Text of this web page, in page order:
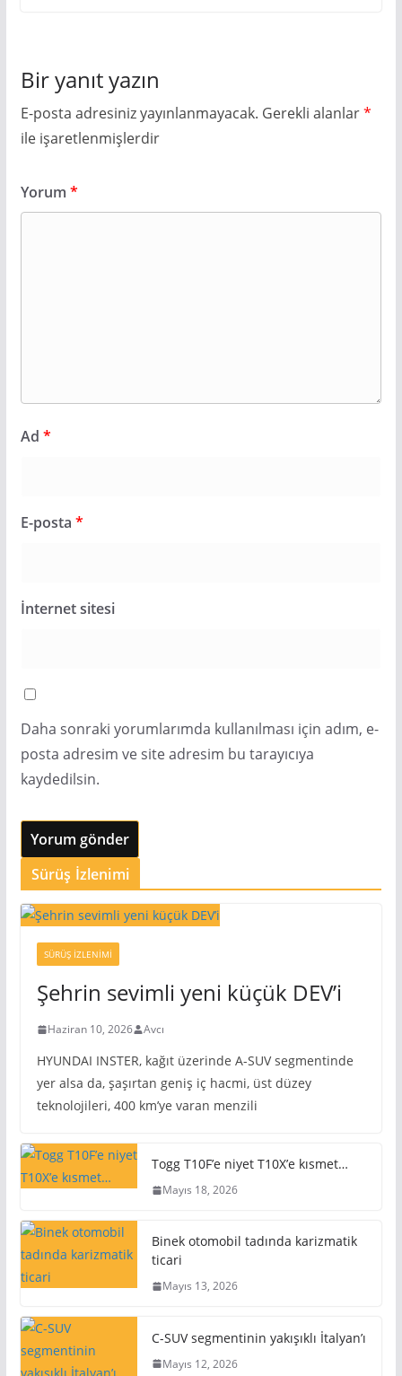
Bir yanıt yazın
E-posta adresiniz yayınlanmayacak. Gerekli alanlar*
ile işaretlenmişlerdir
Yorum *
Ad *
E-posta *
İnternet sitesi
Daha sonraki yorumlarımda kullanılması için adım, e-
posta adresim ve site adresim bu tarayıcıya
kaydedilsin.
Sürüş İzlenimi
SÜRÜŞ İZLENIMI
Şehrin sevimli yeni küçük DEV’i
Haziran 10, 2026 Avcı
HYUNDAI INSTER, kağıt üzerinde A-SUV segmentinde
yer alsa da, şaşırtan geniş iç hacmi, üst düzey
teknolojileri, 400 km’ye varan menzili
Togg T10F’e niyet T10X’e kısmet…
Mayıs 18, 2026
Binek otomobil tadında karizmatik
ticari
Mayıs 13, 2026
C-SUV segmentinin yakışıklı İtalyan’ı
Mayıs 12, 2026